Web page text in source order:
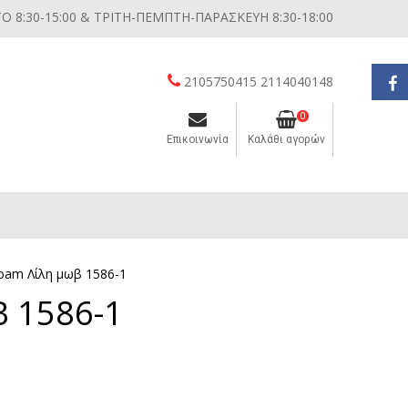
8:30-15:00 & ΤΡΙΤΗ-ΠΕΜΠΤΗ-ΠΑΡΑΣΚΕΥΗ 8:30-18:00
2105750415 2114040148
Επικοινωνία
0
Καλάθι αγορών
Λίλη μωβ 1586-1
1586-1